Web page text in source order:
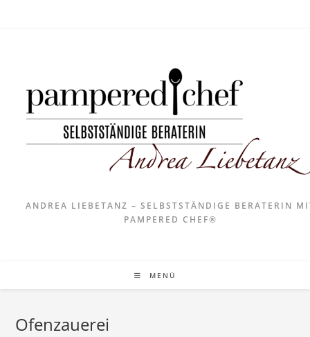
ANDREA LIEBETANZ – SELBSTSTÄNDIGE BERATERIN
PAMPERED CHEF®
MENÜ
Ofenzauerei